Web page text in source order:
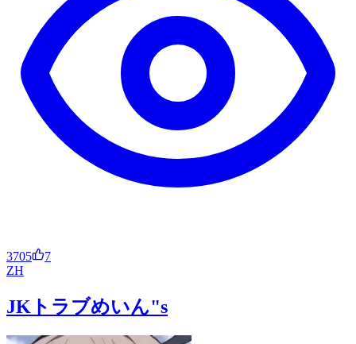
3705
7
ZH
JKトラブめいん"s